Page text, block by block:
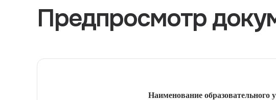
Предпросмотр
Наименование образовательного